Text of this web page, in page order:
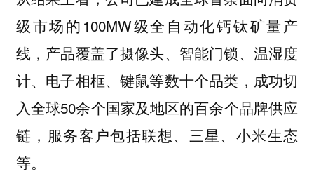
级市场的100MW级全自动化钙钛矿量产
线，产品覆盖了摄像头、智能门锁、温湿度
计、电子相框、键鼠等数十个品类，成功切
入全球50余个国家及地区的百余个品牌供应
链，服务客户包括联想、三星、小米生态
等。